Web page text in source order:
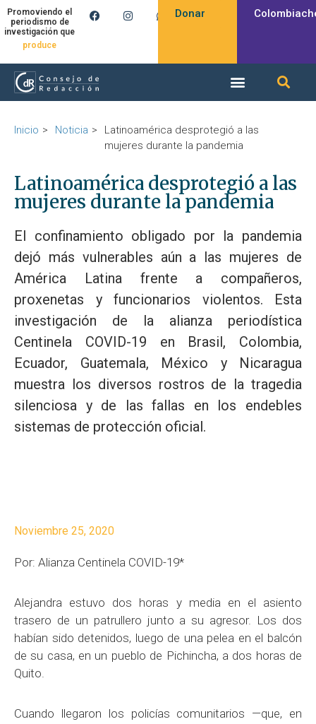
Promoviendo el
periodismo de
investigación que
inspira
Donar
Inicio Noticia
Latinoamérica desprotegió a las
mujeres durante la pandemia
Latinoamérica desprotegió a las
mujeres durante la pandemia
El confinamiento obligado por la pandemia
dejó más vulnerables aún a las mujeres de
América Latina frente a compañeros,
proxenetas y funcionarios violentos. Esta
investigación de la alianza periodística
Centinela COVID-19 en Brasil, Colombia,
Ecuador, Guatemala, México y Nicaragua
muestra los diversos rostros de la tragedia
silenciosa y de las fallas en los endebles
sistemas de protección oficial.
Noviembre 25, 2020
Por: Alianza Centinela COVID-19*
Alejandra estuvo dos horas y media en el asiento
trasero de un patrullero junto a su agresor. Los dos
habían sido detenidos, luego de una pelea en el balcón
de su casa, en un pueblo de Pichincha, a dos horas de
Quito.
Cuando llegaron los policías comunitarios —que, en